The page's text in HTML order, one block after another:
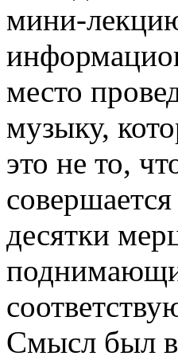
мини-
место
музыку,
это не то,
десятки
Смысл был в